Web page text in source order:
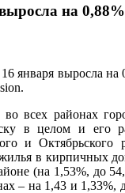
на 0,88%
января выросла на
во всех районах
в целом и его
и
в кирпичных
(на 1,53%, до
– на 1,43 и 1,33%,